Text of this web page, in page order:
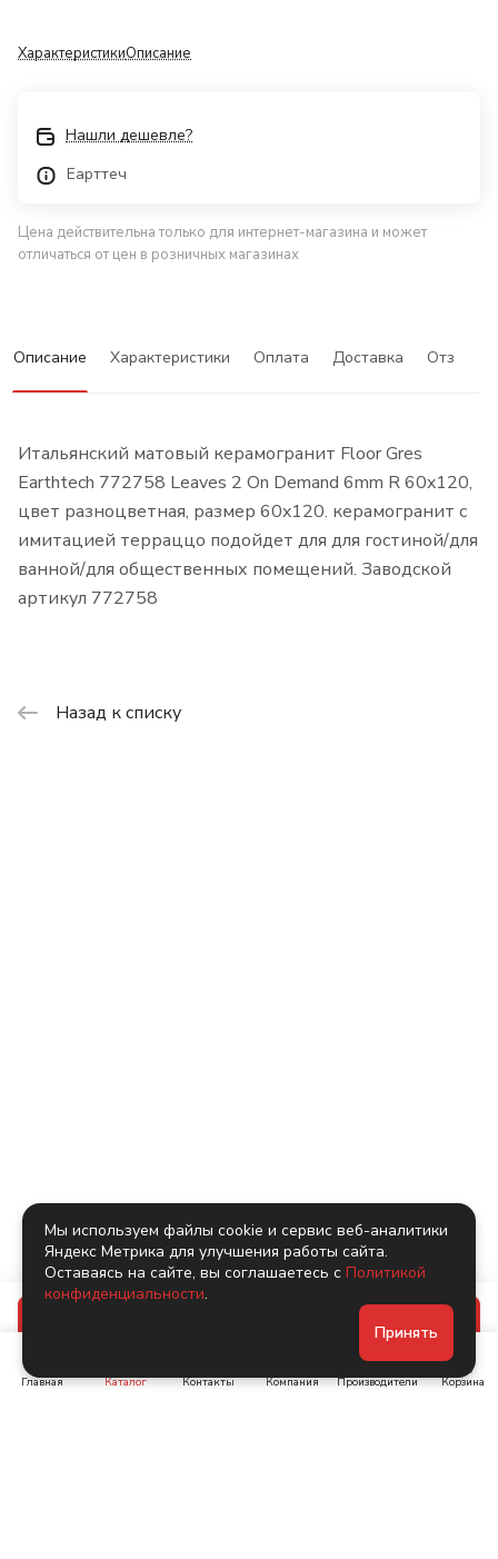
ХарактеристикиОписание
Нашли дешевле?
Еарттеч
Цена действительна только для интернет-магазина и может
отличаться от цен в розничных магазинах
Описание Характеристики Оплата Доставка Отзывы
Итальянский матовый керамогранит Floor Gres
Earthtech 772758 Leaves 2 On Demand 6mm R 60x120,
цвет разноцветная, размер 60x120. керамогранит с
имитацией терраццо подойдет для для гостиной/для
ванной/для общественных помещений. Заводской
артикул 772758
Назад к списку
Главная Каталог Контакты Компания Производители Корзина
Мы используем файлы cookie и сервис веб-аналитики
Яндекс Метрика для улучшения работы сайта.
Оставаясь на сайте, вы соглашаетесь с Политикой
конфиденциальности.
Принять